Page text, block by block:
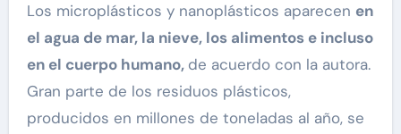
Los microplásticos y nanoplásticos aparecen en
el agua de mar, la nieve, los alimentos e incluso
en el cuerpo humano, de acuerdo con la autora.
Gran parte de los residuos plásticos,
producidos en millones de toneladas al año, se